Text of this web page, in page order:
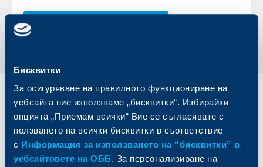
Бисквитки
За осигуряване на правилното функциониране на
уебсайта ние използваме „бисквитки“. Избирайки
опцията „Приемам всички“ Вие се съгласявате с
ползването на всички бисквитки в съответствие
с Информация за използването на “бисквитки” в
уебсайтовете на ОББ. За персонализиране на
Индивидуални
клиенти
Сметки и плащания
Кредити
Бизнес
клиенти
Търговско финансиране